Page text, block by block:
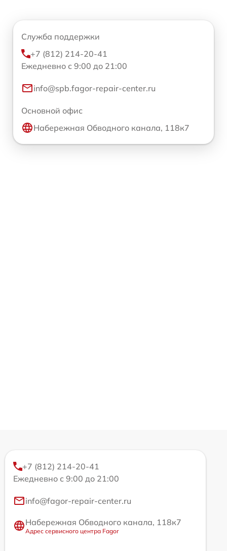
Служба поддержки
+7 (812) 214-20-41
Ежедневно с 9:00 до 21:00
info@spb.fagor-repair-center.ru
Основной офис
Набережная Обводного канала, 118к7
+7 (812) 214-20-41
Ежедневно с 9:00 до 21:00
info@fagor-repair-center.ru
Набережная Обводного канала, 118к7
Адрес сервисного центра Fagor